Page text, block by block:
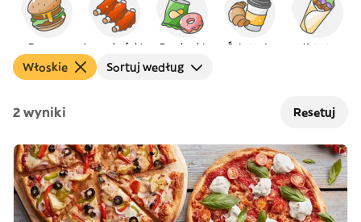
Burgery Amerykańskie Przekąski Śniadanie Kebab
Włoskie Sortuj według
2 wyniki Resetuj